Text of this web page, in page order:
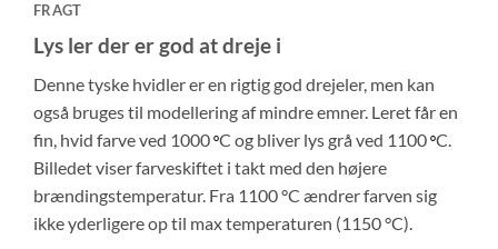
FRAGT
Lys ler der er god at dreje i
Denne tyske hvidler er en rigtig god drejeler, men kan
også bruges til modellering af mindre emner. Leret får en
fin, hvid farve ved 1000 °C og bliver lys grå ved 1100 °C.
Billedet viser farveskiftet i takt med den højere
brændingstemperatur. Fra 1100 °C ændrer farven sig
ikke yderligere op til max temperaturen (1150 °C).